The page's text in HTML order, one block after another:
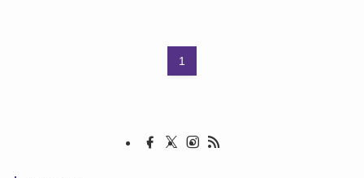
1